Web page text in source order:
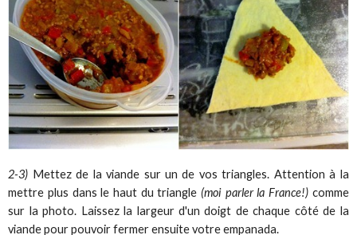
2-3) Mettez de la viande sur un de vos triangles. Attention à la
mettre plus dans le haut du triangle (moi parler la France!) comme
sur la photo. Laissez la largeur d'un doigt de chaque côté de la
viande pour pouvoir fermer ensuite votre empanada.